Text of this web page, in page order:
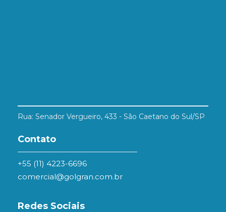
Rua: Senador Vergueiro, 433 - São Caetano do Sul/SP
Contato
+55 (11) 4223-6696
comercial@golgran.com.br
Redes Sociais